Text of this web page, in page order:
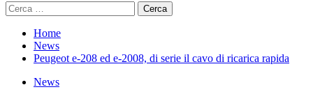
Ricerca
per:
Home
News
Peugeot e-208 ed e-2008, di serie il cavo di ricarica rapida
News